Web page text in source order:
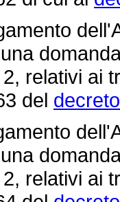
relativi ai
del
relativi ai